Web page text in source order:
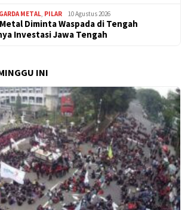
GARDA METAL, PILAR 10 Agustus 2026
Diminta Waspada di Tengah
Investasi Jawa Tengah
INI